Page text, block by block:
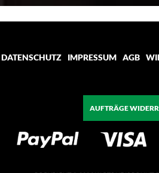
unseren
DATENSCHUTZ
IMPRESSUM AGB
AUFTRÄGE